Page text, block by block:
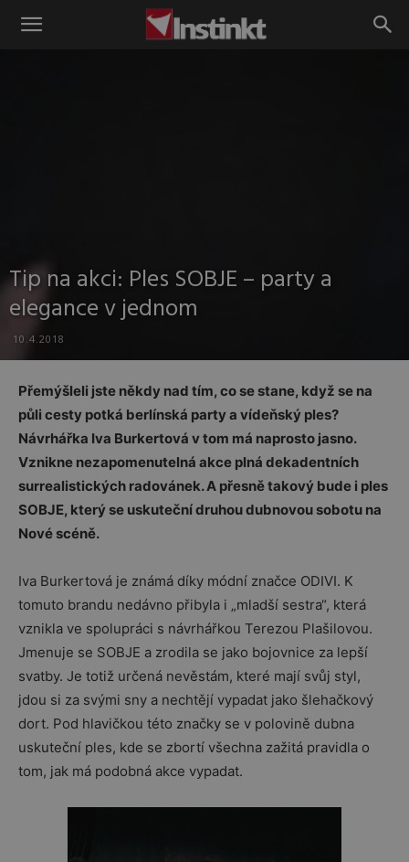
Instinkt
Tip na akci: Ples SOBJE – party a
elegance v jednom
10.4.2018
Přemýšleli jste někdy nad tím, co se stane, když se na
půli cesty potká berlínská party a vídeňský ples?
Návrhářka Iva Burkertová v tom má naprosto jasno.
Vznikne nezapomenutelná akce plná dekadentních
surrealistických radovánek. A přesně takový bude i ples
SOBJE, který se uskuteční druhou dubnovou sobotu na
Nové scéně.
Iva Burkertová je známá díky módní značce ODIVI. K
tomuto brandu nedávno přibyla i „mladší sestra“, která
vznikla ve spolupráci s návrhářkou Terezou Plašilovou.
Jmenuje se SOBJE a zrodila se jako bojovnice za lepší
svatby. Je totiž určená nevěstám, které mají svůj styl,
jdou si za svými sny a nechtějí vypadat jako šlehačkový
dort. Pod hlavičkou této značky se v polovině dubna
uskuteční ples, kde se zbortí všechna zažitá pravidla o
tom, jak má podobná akce vypadat.